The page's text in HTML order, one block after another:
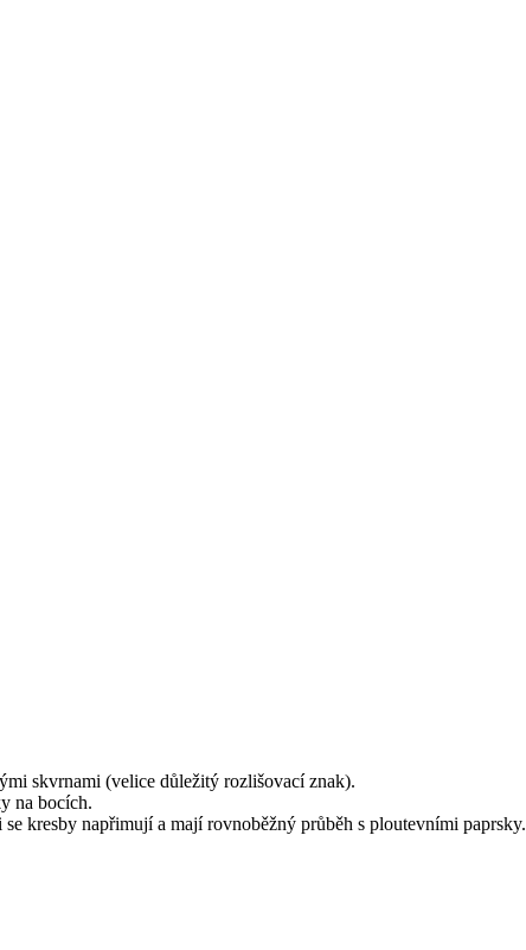
skvrnami (velice důležitý rozlišovací znak).
na bocích.
kresby napřimují a mají rovnoběžný průběh s ploutevními paprsky.